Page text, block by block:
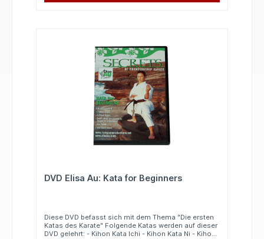
DVD Elisa Au: Kata for Beginners
Diese DVD befasst sich mit dem Thema "Die ersten
Katas des Karate" Folgende Katas werden auf dieser
DVD gelehrt: - Kihon Kata Ichi - Kihon Kata Ni - Kihon